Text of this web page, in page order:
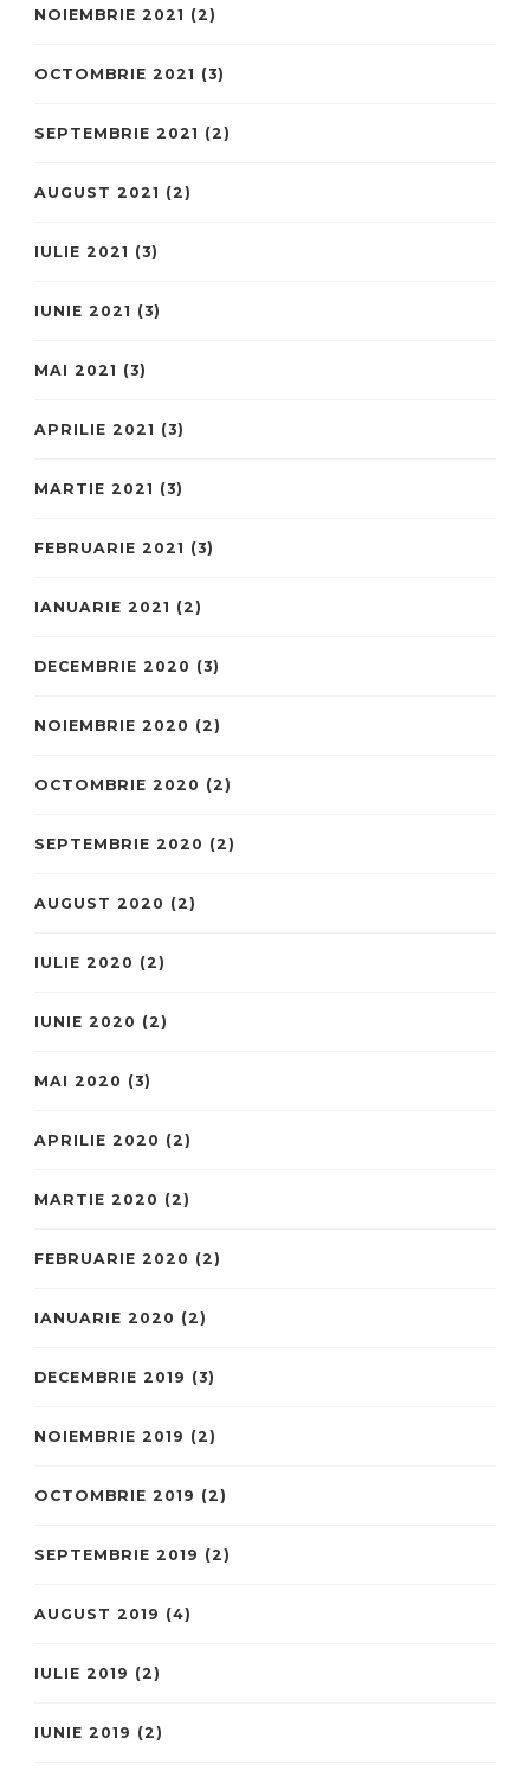
NOIEMBRIE 2021 (2)
OCTOMBRIE 2021 (3)
SEPTEMBRIE 2021 (2)
AUGUST 2021 (2)
IULIE 2021 (3)
IUNIE 2021 (3)
MAI 2021 (3)
APRILIE 2021 (3)
MARTIE 2021 (3)
FEBRUARIE 2021 (3)
IANUARIE 2021 (2)
DECEMBRIE 2020 (3)
NOIEMBRIE 2020 (2)
OCTOMBRIE 2020 (2)
SEPTEMBRIE 2020 (2)
AUGUST 2020 (2)
IULIE 2020 (2)
IUNIE 2020 (2)
MAI 2020 (3)
APRILIE 2020 (2)
MARTIE 2020 (2)
FEBRUARIE 2020 (2)
IANUARIE 2020 (2)
DECEMBRIE 2019 (3)
NOIEMBRIE 2019 (2)
OCTOMBRIE 2019 (2)
SEPTEMBRIE 2019 (2)
AUGUST 2019 (4)
IULIE 2019 (2)
IUNIE 2019 (2)